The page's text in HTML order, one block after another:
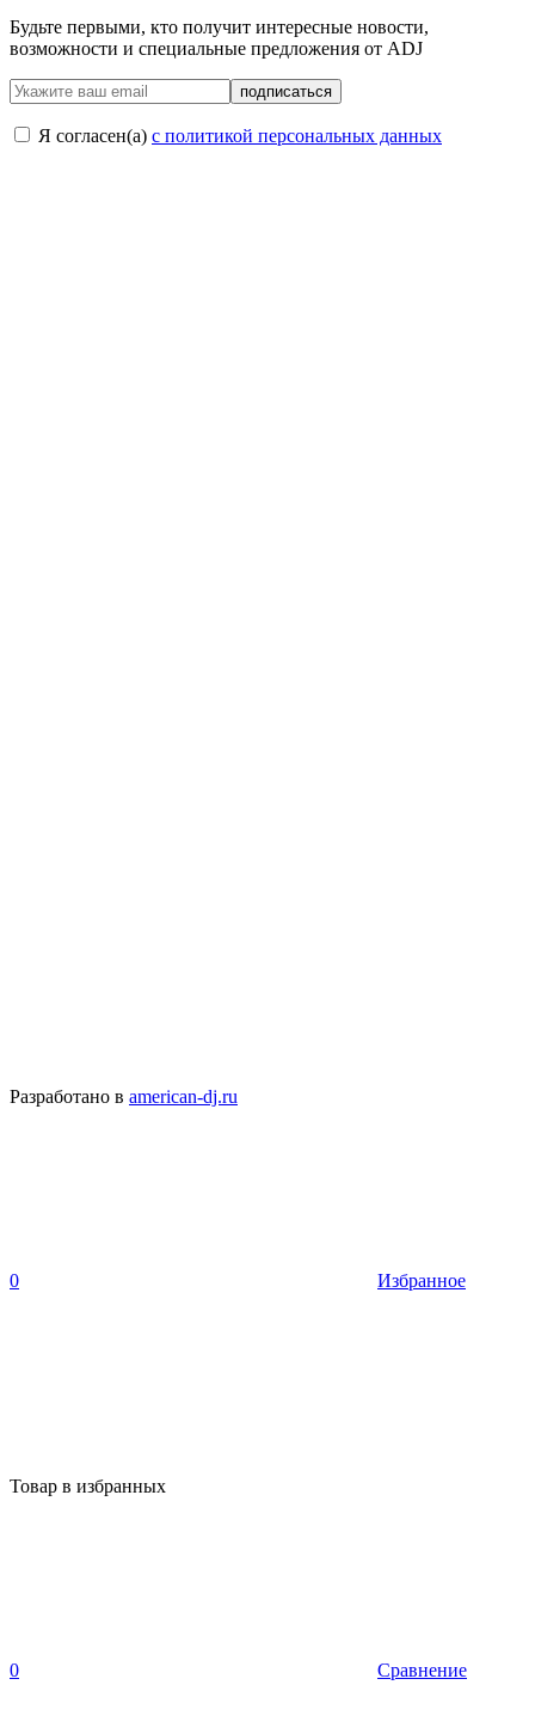
Будьте первыми, кто получит интересные новости,
возможности и специальные предложения от ADJ
подписаться
Я согласен(a) с политикой персональных данных
Разработано в american-dj.ru
0 Избранное
Товар в избранных
0 Сравнение